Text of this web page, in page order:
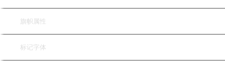
旗帜属性
标记字体